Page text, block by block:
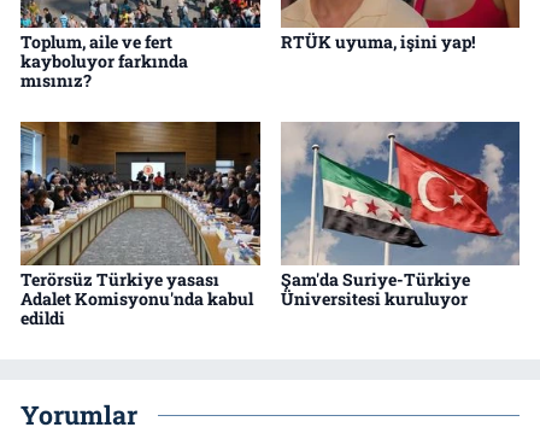
Toplum, aile ve fert
kayboluyor farkında
mısınız?
RTÜK uyuma, işini yap!
Terörsüz Türkiye yasası
Adalet Komisyonu'nda kabul
edildi
Şam'da Suriye-Türkiye
Üniversitesi kuruluyor
Yorumlar